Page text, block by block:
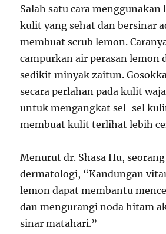
Salah satu cara
kulit yang sehat dan bersinar
membuat scrub lemon.
campurkan air perasan lemon
sedikit minyak zaitun.
secara perlahan pada kulit
untuk mengangkat sel-sel
membuat kulit terlihat lebih
Menurut dr. Shasa Hu,
dermatologi, “Kandungan
lemon dapat membantu
dan mengurangi noda hitam
sinar matahari.”